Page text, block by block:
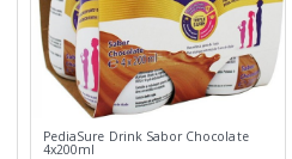
PediaSure Drink Sabor Chocolate
4x200ml